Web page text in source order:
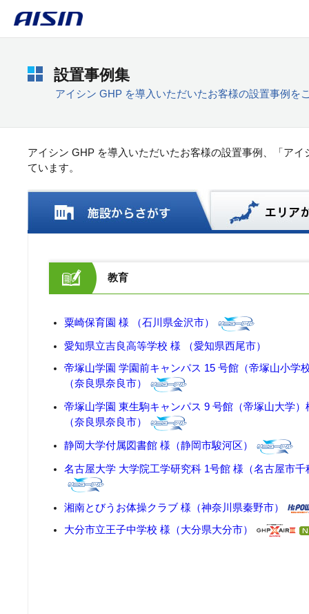
設置事例集
アイシン GHP を導入いただいたお客様の設置事例を
アイシン GHP を導入いただいたお客様の設置事例、「ア
ています。
教育
粟崎保育園 様 （石川県金沢市）
愛知県立吉良高等学校 様 （愛知県西尾市）
帝塚山学園 学園前キャンパス 15 号館（帝塚山小学
（奈良県奈良市）
帝塚山学園 東生駒キャンパス 9 号館（帝塚山大学）
（奈良県奈良市）
静岡大学付属図書館 様（静岡市駿河区）
名古屋大学 大学院工学研究科 1号館 様（名古屋市千
湘南とびうお体操クラブ 様（神奈川県秦野市）
大分市立王子中学校 様（大分県大分市）